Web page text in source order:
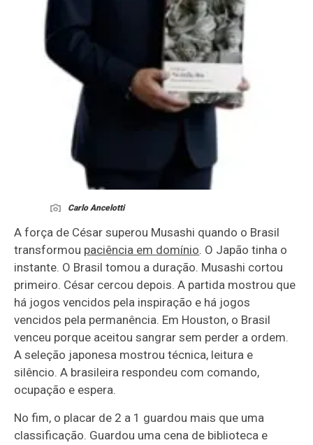
Carlo Ancelotti
A força de César superou Musashi quando o Brasil
transformou paciência em domínio. O Japão tinha o
instante. O Brasil tomou a duração. Musashi cortou
primeiro. César cercou depois. A partida mostrou que
há jogos vencidos pela inspiração e há jogos
vencidos pela permanência. Em Houston, o Brasil
venceu porque aceitou sangrar sem perder a ordem.
A seleção japonesa mostrou técnica, leitura e
silêncio. A brasileira respondeu com comando,
ocupação e espera.
No fim, o placar de 2 a 1 guardou mais que uma
classificação. Guardou uma cena de biblioteca e